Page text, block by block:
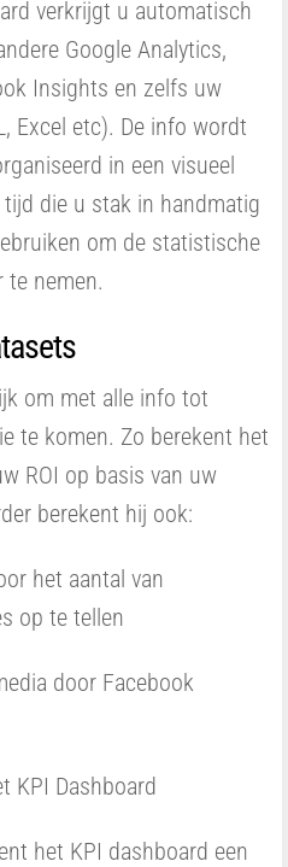
verkrijgt u automatisch
Google Analytics,
Insights en zelfs uw
Excel etc). De info wordt
in een visueel
die u stak in handmatig
om de statistische
te nemen.
om met alle info tot
te komen. Zo berekent het
ROI op basis van uw
berekent hij ook:
het aantal van
op te tellen
door Facebook
KPI Dashboard
het KPI dashboard een